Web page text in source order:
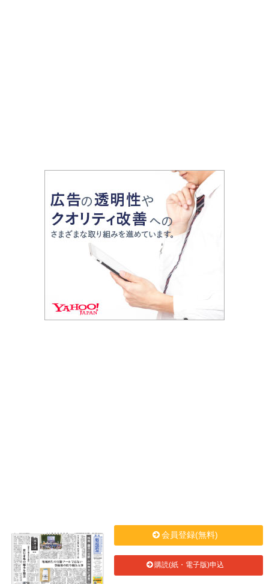
会員登録(無料)
購読(紙・電子版)申込